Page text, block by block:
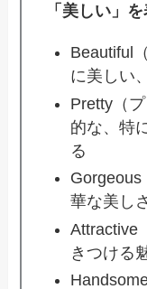
「美しい」
Beautiful
に美しい
Pretty（
的な、特
る
Gorgeous
華な美し
Attractive
きつける